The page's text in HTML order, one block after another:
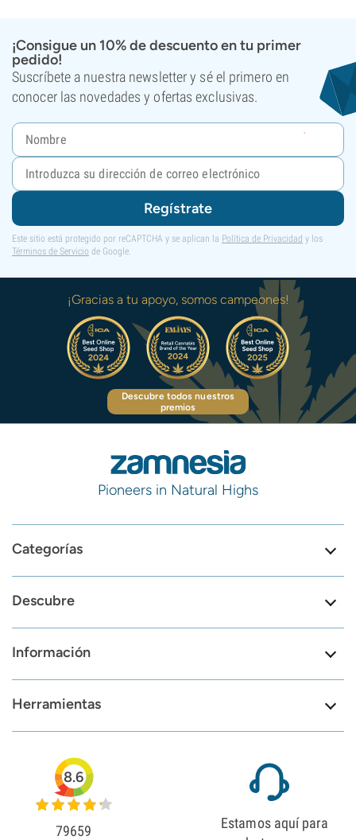
¡Consigue un 10% de descuento en tu primer
pedido!
Suscríbete a nuestra newsletter y sé el primero en
conocer las novedades y ofertas exclusivas.
Regístrate
Este sitio está protegido por reCAPTCHA y se aplican la Política de Privacidad y los
Términos de Servicio de Google.
¡Gracias a tu apoyo, somos campeones!
Descubre todos nuestros
premios
Pioneers in Natural Highs
Categorías
Descubre
Información
Herramientas
8.6
79659
Estamos aquí para